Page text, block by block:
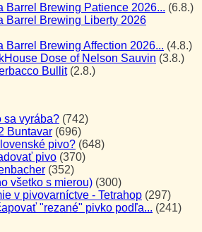
Barrel Brewing Patience 2026... (6.8.)
Barrel Brewing Liberty 2026
Barrel Brewing Affection 2026... (4.8.)
Dose of Nelson Sauvin (3.8.)
Bullit(2.8.)
sa vyrába? (742)
Buntavar (696)
pivo? (648)
pivo (370)
(352)
všetko s mierou) (300)
v pivovarníctve - Tetrahop (297)
"rezané" pivko podľa... (241)